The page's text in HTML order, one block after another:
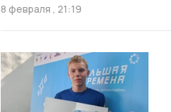
8 февраля , 21:19